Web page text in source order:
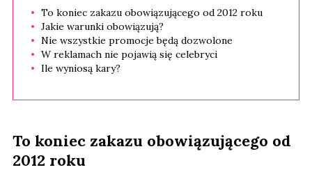
To koniec zakazu obowiązującego od 2012 roku
Jakie warunki obowiązują?
Nie wszystkie promocje będą dozwolone
W reklamach nie pojawią się celebryci
Ile wyniosą kary?
To koniec zakazu obowiązującego od
2012 roku